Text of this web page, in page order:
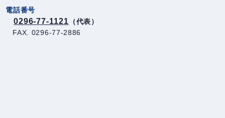
令和3年度
令和4年度
電話番号
0296-77-1121 （代表）
FAX. 0296-77-2886